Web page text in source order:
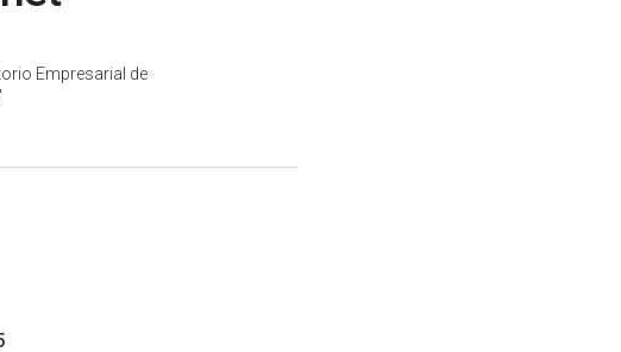
Empresarial de